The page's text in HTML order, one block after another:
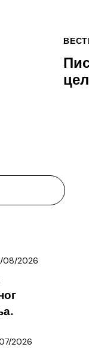
08/2026
2026